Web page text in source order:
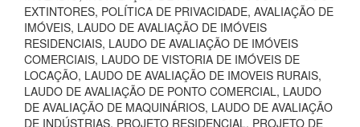
EXTINTORES, POLÍTICA DE PRIVACIDADE, AVALIAÇÃO DE
IMÓVEIS, LAUDO DE AVALIAÇÃO DE IMÓVEIS
RESIDENCIAIS, LAUDO DE AVALIAÇÃO DE IMÓVEIS
COMERCIAIS, LAUDO DE VISTORIA DE IMÓVEIS DE
LOCAÇÃO, LAUDO DE AVALIAÇÃO DE IMOVEIS RURAIS,
LAUDO DE AVALIAÇÃO DE PONTO COMERCIAL, LAUDO
DE AVALIAÇÃO DE MAQUINÁRIOS, LAUDO DE AVALIAÇÃO
DE INDÚSTRIAS, PROJETO RESIDENCIAL, PROJETO DE